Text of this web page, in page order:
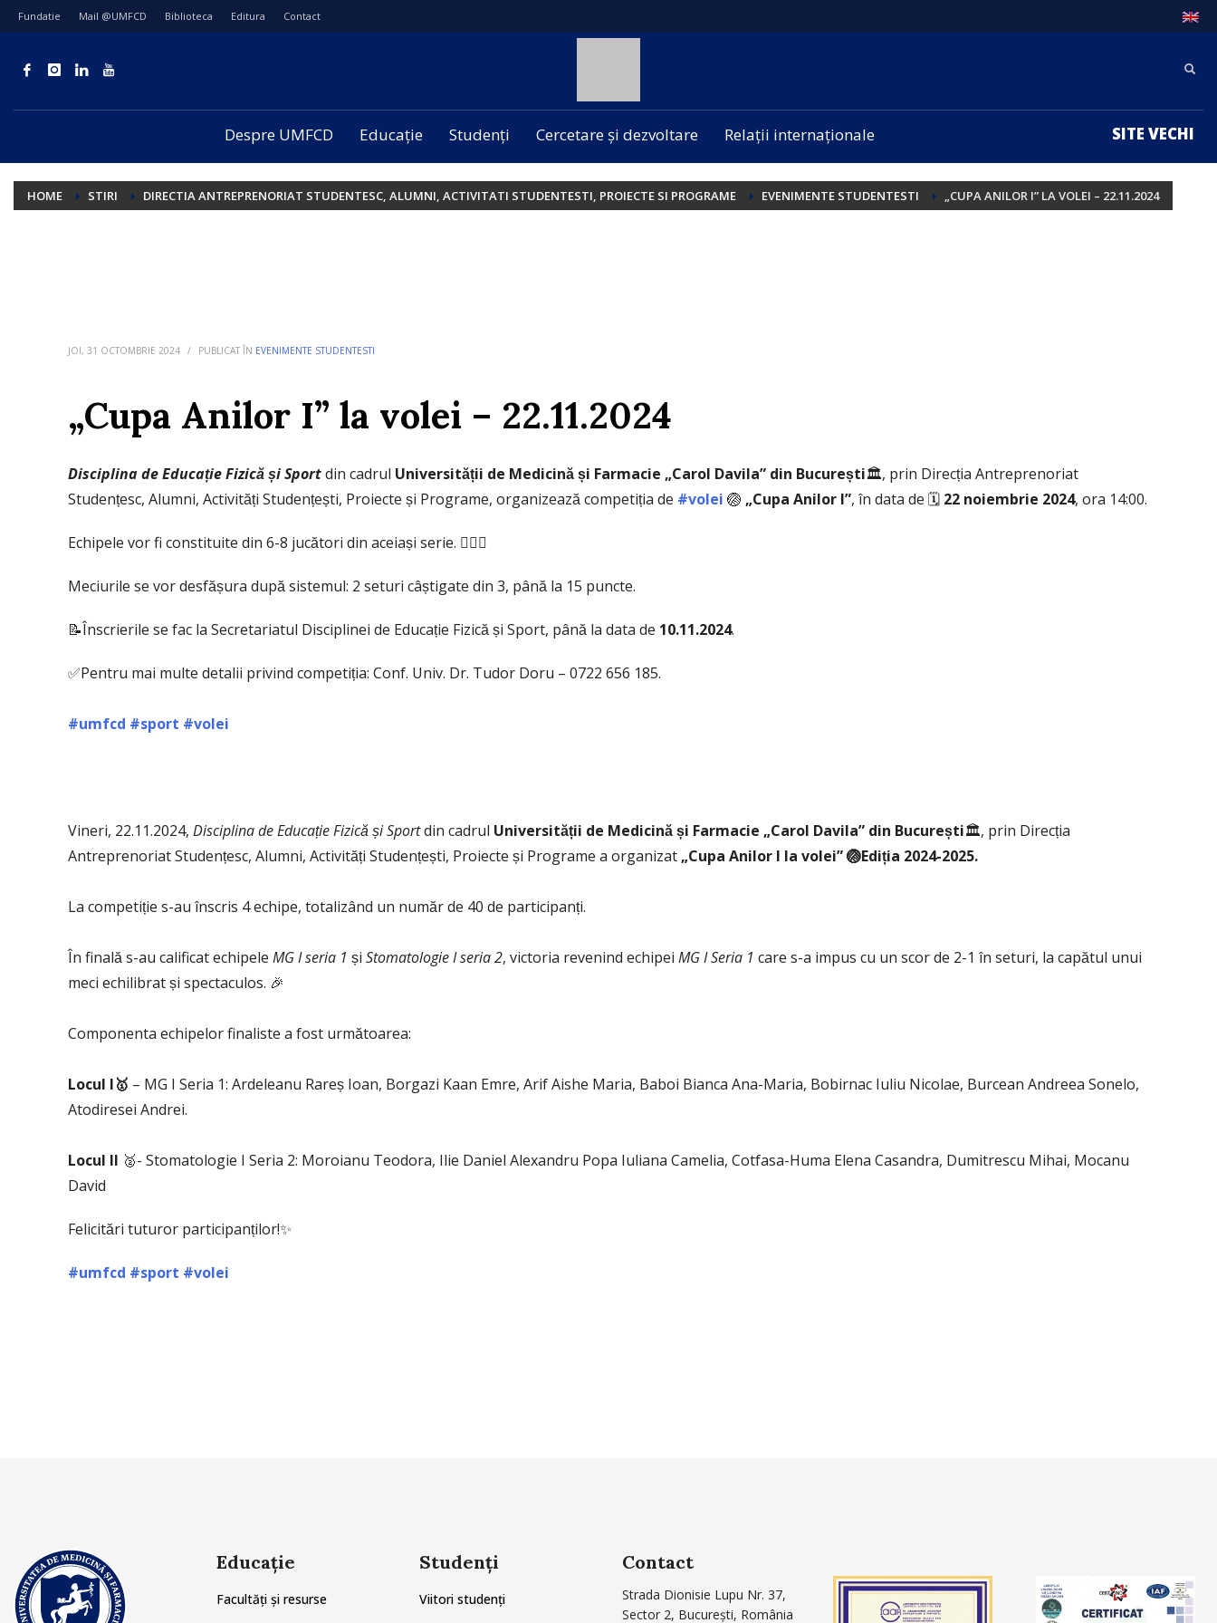
Fundatie Mail @UMFCD Biblioteca Editura Contact
Despre UMFCD Educație Studenți Cercetare și dezvoltare Relații internaționale SITE VECHI
HOME STIRI DIRECTIA ANTREPRENORIAT STUDENTESC, ALUMNI, ACTIVITATI STUDENTESTI, PROIECTE SI PROGRAME EVENIMENTE STUDENTESTI „CUPA ANILOR I” LA VOLEI – 22.11.2024
JOI, 31 OCTOMBRIE 2024 / PUBLICAT ÎN EVENIMENTE STUDENTESTI
„Cupa Anilor I” la volei – 22.11.2024
Disciplina de Educație Fizică și Sportdin cadrul Universității de Medicină și Farmacie „Carol Davila” din București🏛️, prin Direcția Antreprenoriat
Studențesc, Alumni, Activități Studențești, Proiecte și Programe, organizează competiția de #volei 🏐 „Cupa Anilor I”, în data de 🗓️ 22 noiembrie 2024, ora 14:00.
Echipele vor fi constituite din 6-8 jucători din aceiași serie. 🤾🏼‍♀️
Meciurile se vor desfășura după sistemul: 2 seturi câștigate din 3, până la 15 puncte.
📝Înscrierile se fac la Secretariatul Disciplinei de Educație Fizică și Sport, până la data de 10.11.2024.
✅Pentru mai multe detalii privind competiția: Conf. Univ. Dr. Tudor Doru – 0722 656 185.
#umfcd #sport #volei
Vineri, 22.11.2024, Disciplina de Educație Fizică și Sportdin cadrul Universității de Medicină și Farmacie „Carol Davila” din București🏛️, prin Direcția
Antreprenoriat Studențesc, Alumni, Activități Studențești, Proiecte și Programe a organizat „Cupa Anilor I la volei” 🏐Ediția 2024-2025.
La competiție s-au înscris 4 echipe, totalizând un număr de 40 de participanți.
În finală s-au calificat echipele MG I seria 1 și Stomatologie I seria 2, victoria revenind echipei MG I Seria 1 care s-a impus cu un scor de 2-1 în seturi, la capătul unui
meci echilibrat și spectaculos. 🎉
Componenta echipelor finaliste a fost următoarea:
Locul I🥇 – MG I Seria 1: Ardeleanu Rareș Ioan, Borgazi Kaan Emre, Arif Aishe Maria, Baboi Bianca Ana-Maria, Bobirnac Iuliu Nicolae, Burcean Andreea Sonelo,
Atodiresei Andrei.
Locul II 🥈- Stomatologie I Seria 2: Moroianu Teodora, Ilie Daniel Alexandru Popa Iuliana Camelia, Cotfasa-Huma Elena Casandra, Dumitrescu Mihai, Mocanu
David
Felicitări tuturor participanților!✨
#umfcd #sport #volei
Educație
Facultăți și resurse
Studenți
Viitori studenți
Contact
Strada Dionisie Lupu Nr. 37,
Sector 2, București, România